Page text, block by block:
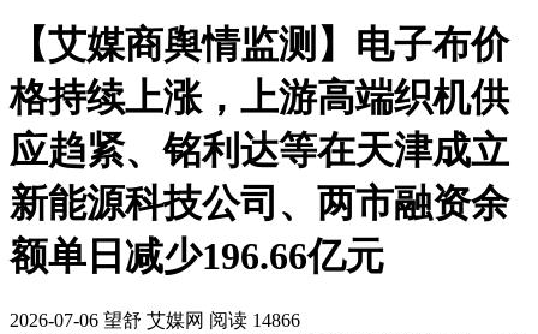
【艾媒商舆情监测】电子布价
格持续上涨，上游高端织机供
应趋紧、铭利达等在天津成立
新能源科技公司、两市融资余
额单日减少196.66亿元
2026-07-06 望舒 艾媒网 阅读 14866